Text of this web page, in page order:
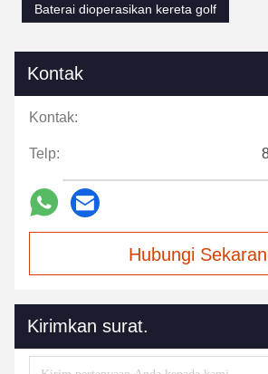
Baterai dioperasikan kereta golf
Kontak
Kontak:
Telp:
Hubungi
Kirimkan surat.